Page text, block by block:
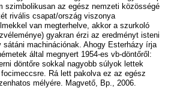
szimbolikusan az egész nemzeti közösségé
rivális csapat/ország viszonya
van megterhelve, akkor a szurkoló
gyakran érzi az eredményt isteni
machinációnak. Ahogy Esterházy írja
által megnyert 1954-es vb-döntőről:
döntőre sokkal nagyobb súlyok lettek
Rá lett pakolva ez az egész
mélyére. Magvető, Bp., 2006.